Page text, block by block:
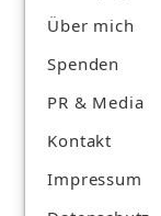
Über mich
Spenden
PR & Media
Kontakt
Impressum